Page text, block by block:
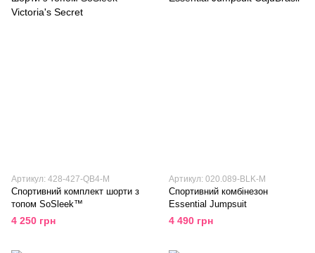
Артикул: 428-427-QB4-M
Спортивний комплект шорти з
топом SoSleek™
4 250 грн
Артикул: 020.089-BLK-M
Спортивний комбінезон
Essential Jumpsuit
4 490 грн